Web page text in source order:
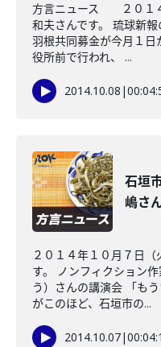
方言ニュース ２０１
和夫さんです。 琉球新
羽根共同募金が今月１
役所前で行われ、 ...
2014.10.08 |
石垣
嶋さ
２０１４年１０月７日
す。 ノンフィクション
う）さんの講演会 「も
がこのほど、石垣市の...
2014.10.07|